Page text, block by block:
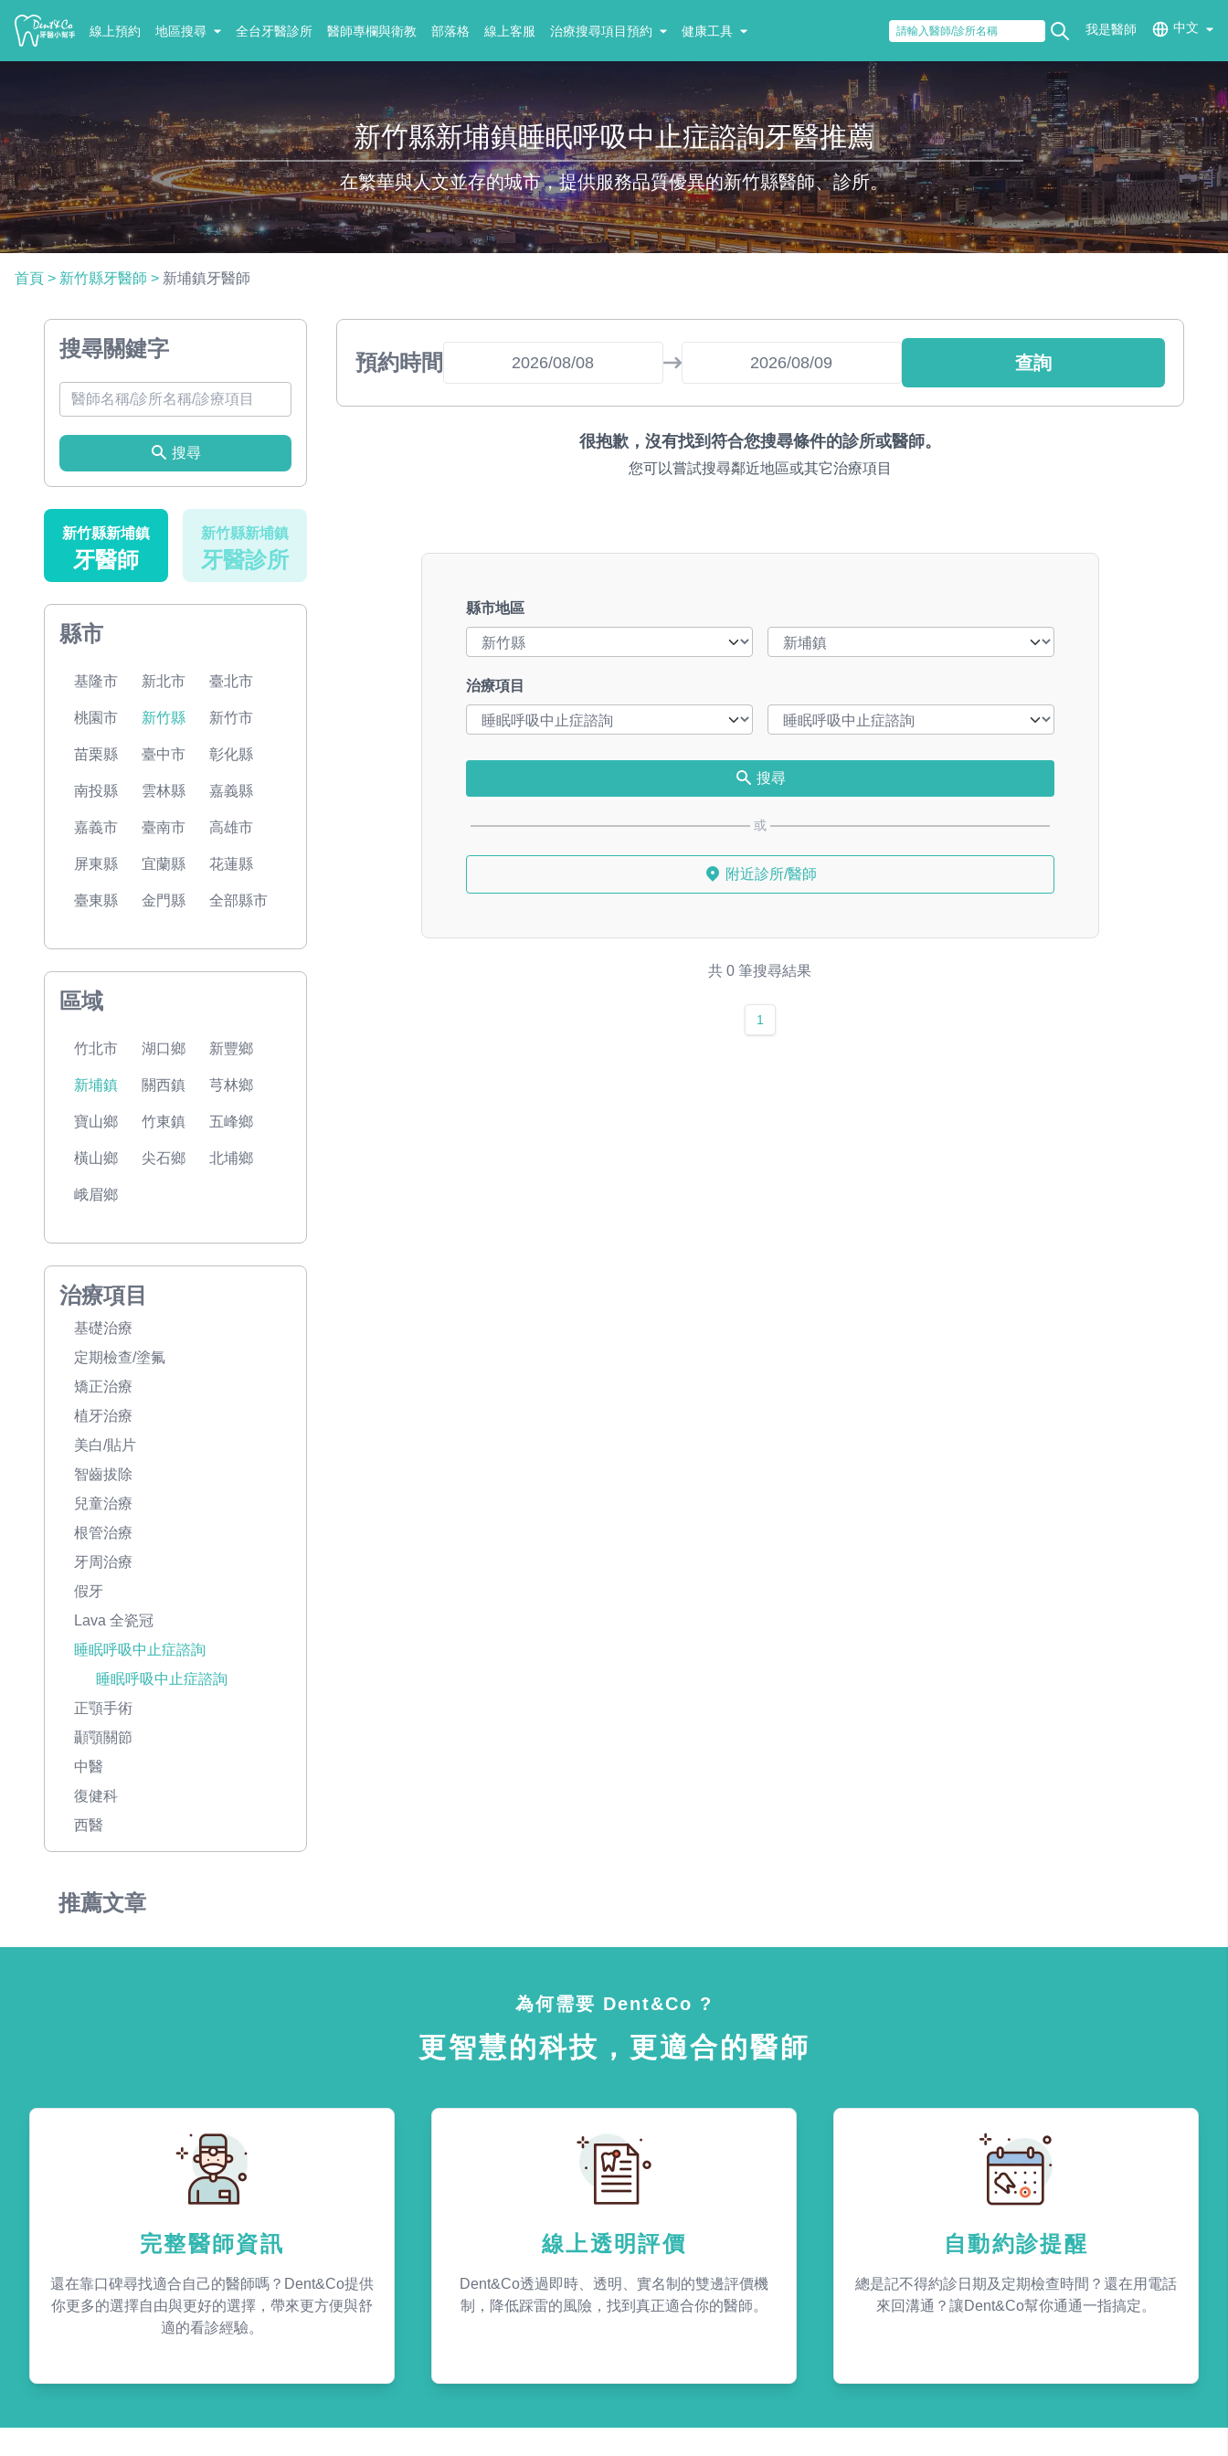
線上預約 地區搜尋 全台牙醫診所 醫師專欄與衛教 部落格 線上客服 治療搜尋項目預約 健康工具 我是醫師 中文
新竹縣新埔鎮睡眠呼吸中止症諮詢牙醫推薦
在繁華與人文並存的城市，提供服務品質優異的新竹縣醫師、診所。
首頁 > 新竹縣牙醫師 > 新埔鎮牙醫師
搜尋關鍵字
搜尋
新竹縣新埔鎮
牙醫師
新竹縣新埔鎮
牙醫診所
縣市
基隆市 新北市 臺北市
桃園市 新竹縣 新竹市
苗栗縣 臺中市 彰化縣
南投縣 雲林縣 嘉義縣
嘉義市 臺南市 高雄市
屏東縣 宜蘭縣 花蓮縣
臺東縣 金門縣 全部縣市
區域
竹北市 湖口鄉 新豐鄉
新埔鎮 關西鎮 芎林鄉
寶山鄉 竹東鎮 五峰鄉
橫山鄉 尖石鄉 北埔鄉
峨眉鄉
治療項目
基礎治療
定期檢查/塗氟
矯正治療
植牙治療
美白/貼片
智齒拔除
兒童治療
根管治療
牙周治療
假牙
Lava 全瓷冠
睡眠呼吸中止症諮詢
睡眠呼吸中止症諮詢
正顎手術
顳顎關節
中醫
復健科
西醫
推薦文章
預約時間 查詢
很抱歉，沒有找到符合您搜尋條件的診所或醫師。
您可以嘗試搜尋鄰近地區或其它治療項目
縣市地區
治療項目
搜尋
或
附近診所/醫師
共 0 筆搜尋結果
1
為何需要 Dent&Co ?
更智慧的科技，更適合的醫師
完整醫師資訊
還在靠口碑尋找適合自己的醫師嗎？Dent&Co提供
你更多的選擇自由與更好的選擇，帶來更方便與舒
適的看診經驗。
線上透明評價
Dent&Co透過即時、透明、實名制的雙邊評價機
制，降低踩雷的風險，找到真正適合你的醫師。
自動約診提醒
總是記不得約診日期及定期檢查時間？還在用電話
來回溝通？讓Dent&Co幫你通通一指搞定。